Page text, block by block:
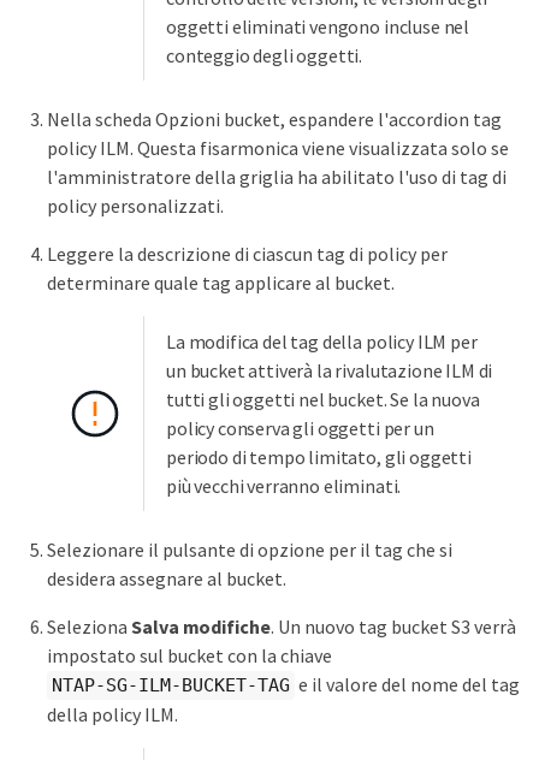
oggetti eliminati vengono incluse nel
conteggio degli oggetti.
Nella scheda Opzioni bucket, espandere l'accordion tag
policy ILM. Questa fisarmonica viene visualizzata solo se
l'amministratore della griglia ha abilitato l'uso di tag di
policy personalizzati.
Leggere la descrizione di ciascun tag di policy per
determinare quale tag applicare al bucket.
La modifica del tag della policy ILM per
un bucket attiverà la rivalutazione ILM di
tutti gli oggetti nel bucket. Se la nuova
policy conserva gli oggetti per un
periodo di tempo limitato, gli oggetti
più vecchi verranno eliminati.
Selezionare il pulsante di opzione per il tag che si
desidera assegnare al bucket.
Seleziona Salva modifiche. Un nuovo tag bucket S3 verrà
impostato sul bucket con la chiave
NTAP-SG-ILM-BUCKET-TAG e il valore del nome del tag
della policy ILM.